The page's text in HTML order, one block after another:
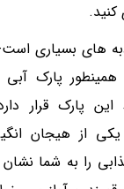
های بسیاری
و همینطور پارک
پارک قرار
یکی از هیجان
را به شما